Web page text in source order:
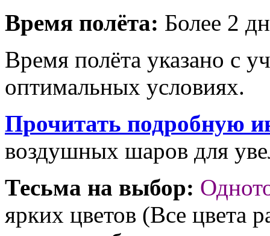
Время полёта: Более 2
Время полёта указано с
оптимальных условиях.
Прочитать подробную
воздушных шаров для
Тесьма на выбор:
ярких цветов (Все цвета